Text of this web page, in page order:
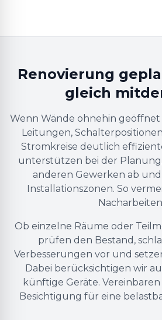
Renovierung
gleich
Wenn Wände ohnehin geöffnet
Leitungen,
Stromkreise deutlich
unterstützen bei der
anderen Gewerken ab
Installationszonen. So
Ob einzelne Räume oder
prüfen den Bestand,
Verbesserungen vor und
Dabei berücksichtigen wir
künftige Geräte. Vereinbaren
Besichtigung für eine